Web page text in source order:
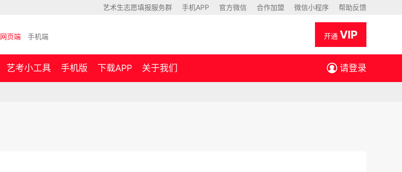
艺术生志愿填报服务群 手机APP 官方微信 合作加盟 微信小程序 帮助反馈
网页端 手机端 开通 VIP
艺考小工具 手机版 下载APP 关于我们 请登录